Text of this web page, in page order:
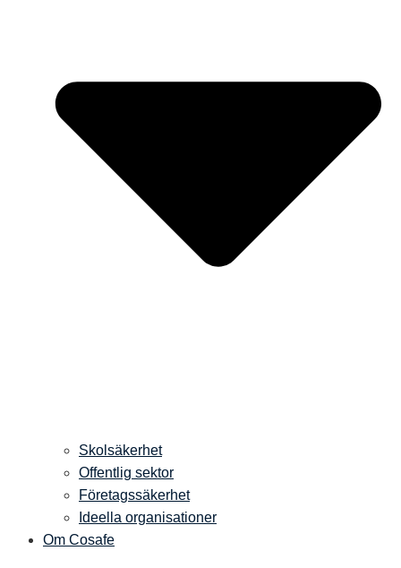
Skolsäkerhet
Offentlig sektor
Företagssäkerhet
Ideella organisationer
Om Cosafe